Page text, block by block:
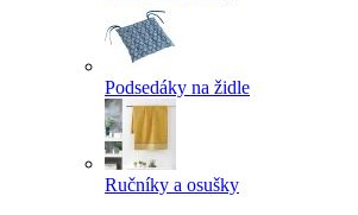
Podsedáky na židle
Ručníky a osušky